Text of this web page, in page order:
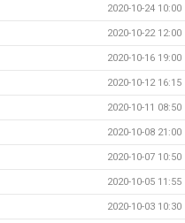
2020-10-24 10:00
2020-10-22 12:00
2020-10-16 19:00
2020-10-12 16:15
2020-10-11 08:50
2020-10-08 21:00
2020-10-07 10:50
2020-10-05 11:55
2020-10-03 10:30